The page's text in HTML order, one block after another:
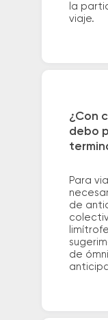
la
viaje.
¿Con
debo
Para
de
de